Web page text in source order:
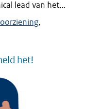
lead van het...
het!